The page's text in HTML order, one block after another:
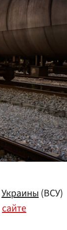
Украины(ВСУ)
сайте